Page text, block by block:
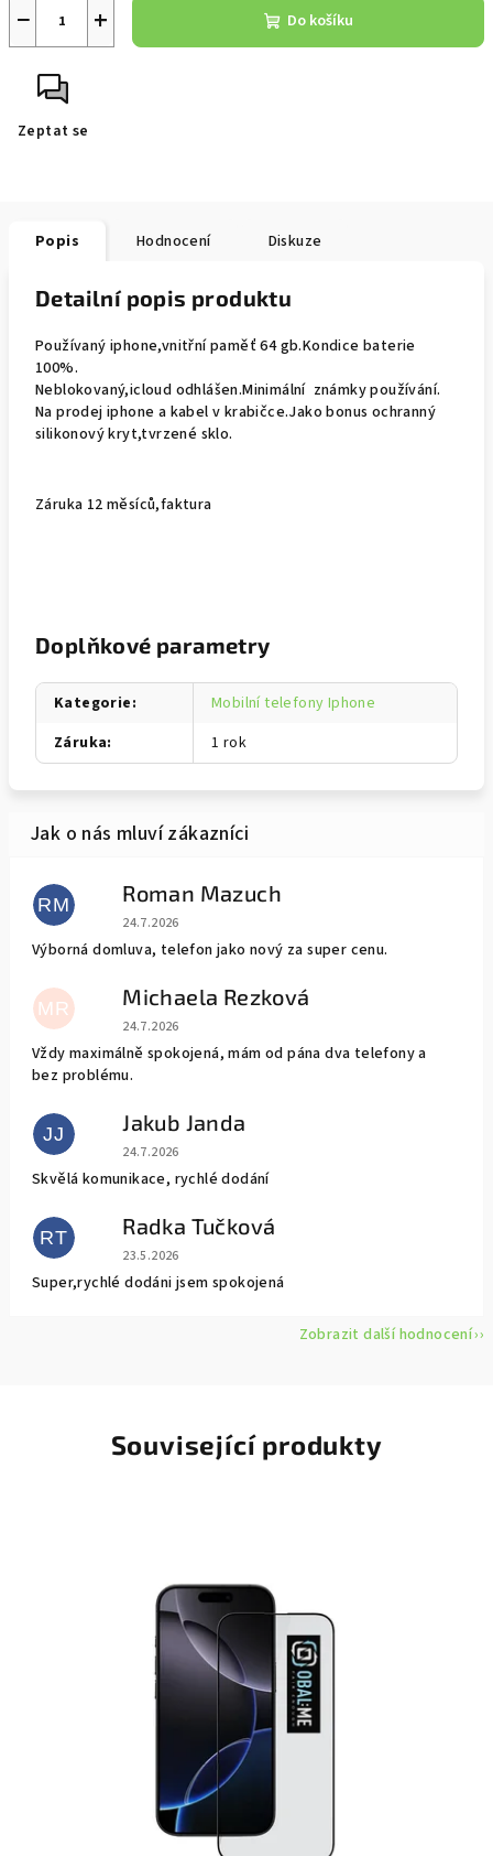
+
− Do košíku
Zeptat se
Popis Hodnocení Diskuze
Detailní popis produktu
Používaný iphone,vnitřní paměť 64 gb.Kondice baterie
100%.
Neblokovaný,icloud odhlášen.Minimální známky používání.
Na prodej iphone a kabel v krabičce.Jako bonus ochranný
silikonový kryt,tvrzené sklo.
Záruka 12 měsíců,faktura
Doplňkové parametry
Kategorie:
Mobilní telefony Iphone
Záruka: 1 rok
RM Roman Mazuch
Hodnocení obchodu je 5 z 5 hvězdiček.
24.7.2026
Výborná domluva, telefon jako nový za super cenu.
MR Michaela Rezková
Hodnocení obchodu je 5 z 5 hvězdiček.
24.7.2026
Vždy maximálně spokojená, mám od pána dva telefony a
bez problému.
JJ Jakub Janda
Hodnocení obchodu je 5 z 5 hvězdiček.
24.7.2026
Skvělá komunikace, rychlé dodání
RT Radka Tučková
Hodnocení obchodu je 5 z 5 hvězdiček.
23.5.2026
Super,rychlé dodáni jsem spokojená
Zobrazit další hodnocení
Související produkty